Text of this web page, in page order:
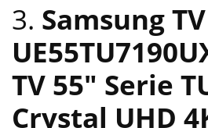
3. Samsung TV
TV 55″ Serie
Crystal UHD